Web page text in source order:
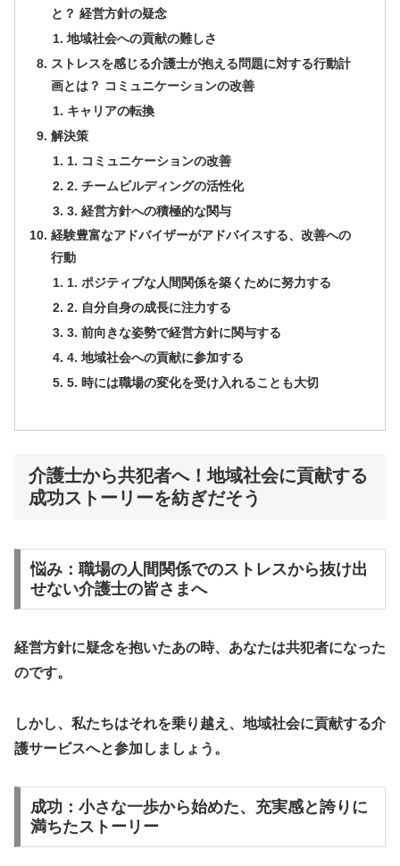
と？ 経営方針の疑念
地域社会への貢献の難しさ
ストレスを感じる介護士が抱える問題に対する行動計
画とは？ コミュニケーションの改善
キャリアの転換
解決策
1. コミュニケーションの改善
2. チームビルディングの活性化
3. 経営方針への積極的な関与
経験豊富なアドバイザーがアドバイスする、改善への
行動
1. ポジティブな人間関係を築くために努力する
2. 自分自身の成長に注力する
3. 前向きな姿勢で経営方針に関与する
4. 地域社会への貢献に参加する
5. 時には職場の変化を受け入れることも大切
介護士から共犯者へ！地域社会に貢献する
成功ストーリーを紡ぎだそう
悩み：職場の人間関係でのストレスから抜け出
せない介護士の皆さまへ
経営方針に疑念を抱いたあの時、あなたは共犯者になった
のです。
しかし、私たちはそれを乗り越え、地域社会に貢献する介
護サービスへと参加しましょう。
成功：小さな一歩から始めた、充実感と誇りに
満ちたストーリー